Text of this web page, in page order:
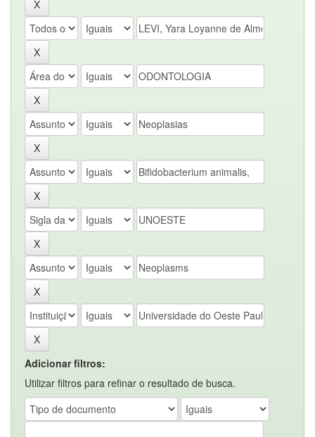
Adicionar filtros:
Utilizar filtros para refinar o resultado de busca.